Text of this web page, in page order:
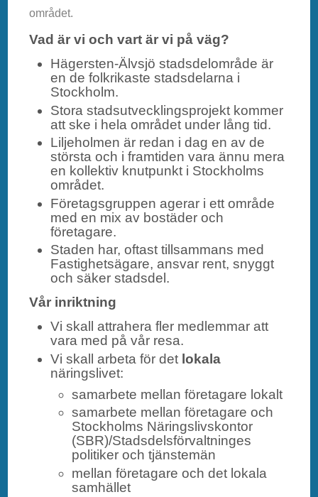
området.
Vad är vi och vart är vi på väg?
Hägersten-Älvsjö stadsdelområde är
en de folkrikaste stadsdelarna i
Stockholm.
Stora stadsutvecklingsprojekt kommer
att ske i hela området under lång tid.
Liljeholmen är redan i dag en av de
största och i framtiden vara ännu mera
en kollektiv knutpunkt i Stockholms
området.
Företagsgruppen agerar i ett område
med en mix av bostäder och
företagare.
Staden har, oftast tillsammans med
Fastighetsägare, ansvar rent, snyggt
och säker stadsdel.
Vår inriktning
Vi skall attrahera fler medlemmar att
vara med på vår resa.
Vi skall arbeta för det lokala
näringslivet:
samarbete mellan företagare lokalt
samarbete mellan företagare och
Stockholms Näringslivskontor
(SBR)/Stadsdelsförvaltninges
politiker och tjänstemän
mellan företagare och det lokala
samhället